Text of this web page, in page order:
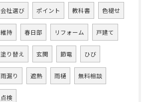
会社選び ポイント 教科書 色褪せ
維持 春日部 リフォーム 戸建て
塗り替え 玄関 節電 ひび
雨漏り 遮熱 雨樋 無料相談
点検